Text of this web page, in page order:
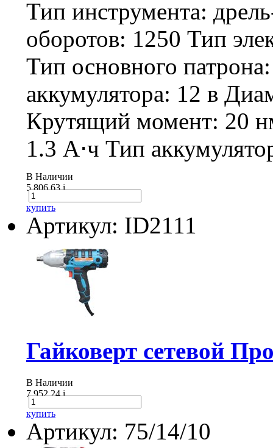
Тип инструмента:
оборотов: 1250 Тип
Тип основного
аккумулятора: 12 в
Крутящий момент: 20
1.3 А⋅ч Тип
В Наличии
5 806.63i
купить
Артикул: ID2111
Гайковерт сетевой
В Наличии
7 952.24i
купить
Артикул: 75/14/10